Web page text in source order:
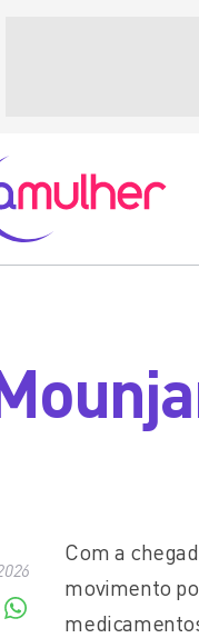
Com a
movimento